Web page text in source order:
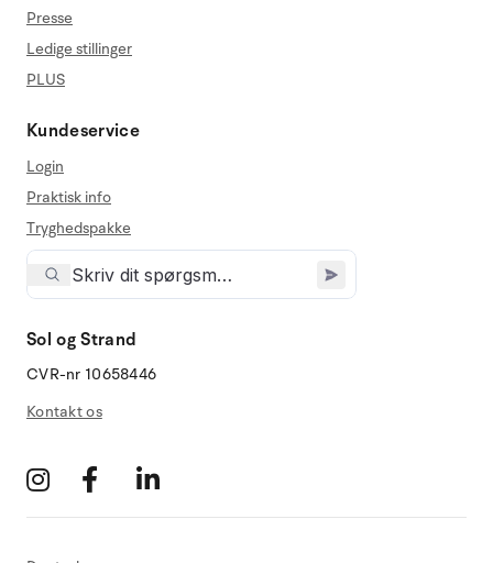
Presse
Ledige stillinger
PLUS
Kundeservice
Login
Praktisk info
Tryghedspakke
Sol og Strand
CVR-nr 10658446
Kontakt os